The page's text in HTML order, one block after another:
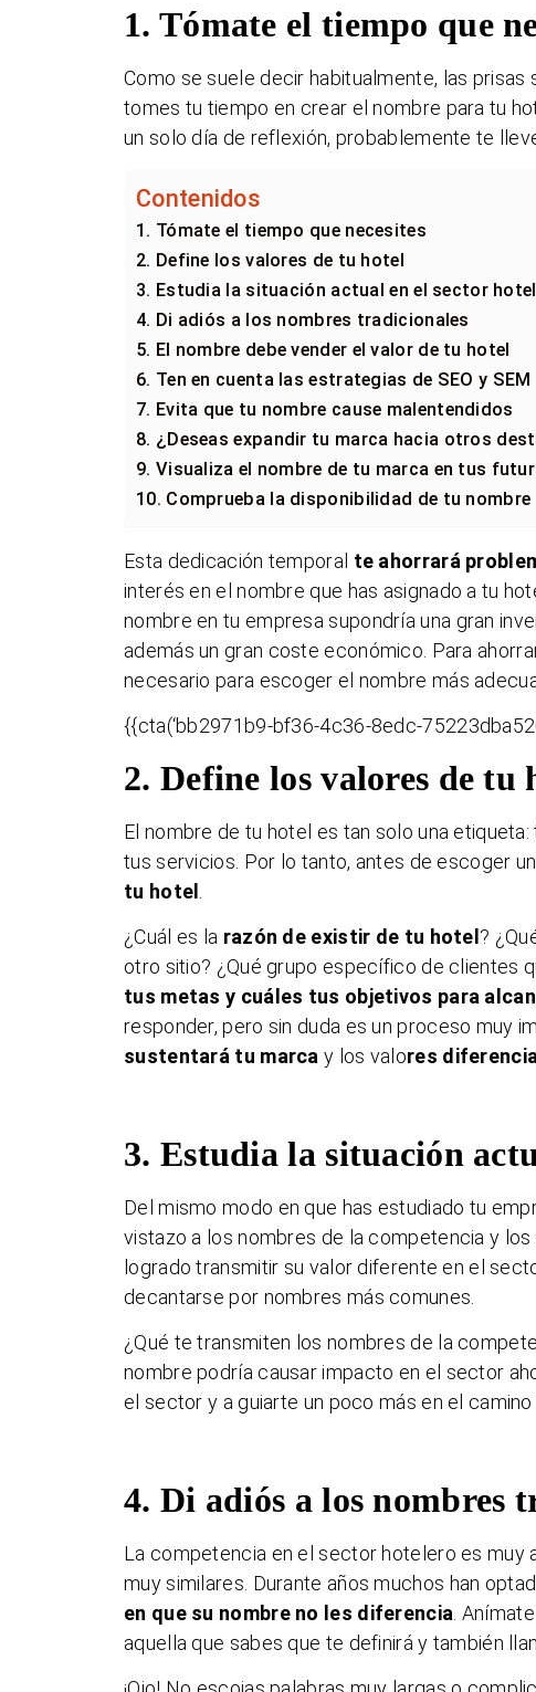
1. Tómate el tiempo que
Como se suele decir habitualmente, las
tomes tu tiempo en crear el nombre para tu
un solo día de reflexión, probablemente te
Contenidos
1. Tómate el tiempo que necesites
2. Define los valores de tu hotel
3. Estudia la situación actual en el sector
4. Di adiós a los nombres tradicionales
5. El nombre debe vender el valor de tu hotel
6. Ten en cuenta las estrategias de SEO y SEM
7. Evita que tu nombre cause malentendidos
8. ¿Deseas expandir tu marca hacia otros
9. Visualiza el nombre de tu marca en tus
10. Comprueba la disponibilidad de tu nombre
Esta dedicación temporal te ahorrará
interés en el nombre que has asignado a tu
nombre en tu empresa supondría una gran
además un gran coste económico. Para
necesario para escoger el nombre más
{{cta(‘bb2971b9-bf36-4c36-8edc-
2. Define los valores de tu
El nombre de tu hotel es tan solo una
tus servicios. Por lo tanto, antes de escoger
tu hotel
¿Cuál es la razón de existir de tu hotel ?
otro sitio? ¿Qué grupo específico de clientes
tus metas y cuáles tus objetivos para
responder, pero sin duda es un proceso muy
sustentará tu marca y los valores
3. Estudia la situación
Del mismo modo en que has estudiado tu
vistazo a los nombres de la competencia y
logrado transmitir su valor diferente en el
decantarse por nombres más comunes.
¿Qué te transmiten los nombres de la
nombre podría causar impacto en el sector
el sector y a guiarte un poco más en el
4. Di adiós a los nombres
La competencia en el sector hotelero es muy
muy similares. Durante años muchos han
en que su nombre no les diferencia .
aquella que sabes que te definirá y también